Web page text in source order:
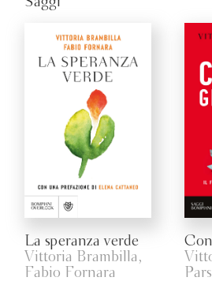
La speranza verde
Vittoria Brambilla,
Fabio Fornara